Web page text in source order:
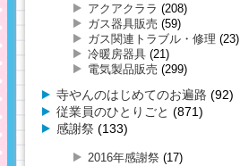
アクアクララ (208)
ガス器具販売 (59)
ガス関連トラブル・修理 (23)
冷暖房器具 (21)
電気製品販売 (299)
寺やんのはじめてのお遍路 (92)
従業員のひとりごと (871)
感謝祭 (133)
2016年感謝祭 (17)